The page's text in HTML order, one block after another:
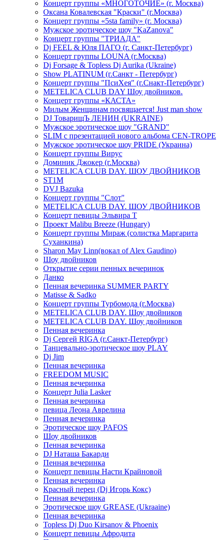
Концерт группы «МНОГОТОЧИЕ» (г. Москва)
Оксана Ковалевская "Краски" (г.Москва)
Концерт группы «5sta family» (г. Москва)
Мужское эротическое шоу "KaZanova"
Концерт группы "ТРИАДА"
Dj FEEL & Юля ПАГО (г. Санкт-Петербург)
Концерт группы LOUNA (г.Москва)
Dj Forsage & Topless Dj Aurika (Ukraine)
Show PLATINUM (г.Санкт - Петербург)
Концерт группы "ПсиХея" (г.Снакт-Петербург)
METELICA CLUB DAY Шоу двойников.
Концерт группы «КАСТА»
Милым Женщинам посвящается! Just man show
DJ ТоварищЪ ЛЕНИН (UKRAINE)
Мужское эротическое шоу "GRAND"
SLIM с презентацией нового альбома CEN-TROPE
Мужское эротическое шоу PRIDE (Украина)
Концерт группы Вирус
Доминик Джокер (г.Москва)
METELICA CLUB DAY. ШОУ ДВОЙНИКОВ
ST1M
DVJ Bazuka
Концерт группы "Слот"
METELICA CLUB DAY. ШОУ ДВОЙНИКОВ
Концерт певицы Эльвира Т
Проект Malibu Breeze (Hungary)
Концерт группы Мираж (солистка Маргарита
Суханкина)
Sharon May Linn(вокал of Alex Gaudino)
Шоу двойников
Открытие серии пенных вечеринок
Данко
Пенная вечеринка SUMMER PARTY
Matisse & Sadko
Концерт группы Турбомода (г.Москва)
METELICA CLUB DAY. Шоу двойников
METELICA CLUB DAY. Шоу двойников
Пенная вечеринка
Dj Сергей RIGA (г.Санкт-Петербург)
Танцевально-эротическое шоу PLAY
Dj Jim
Пенная вечеринка
FREEDOM MUSIC
Пенная вечеринка
Концерт Julia Lasker
Пенная вечеринка
певица Леона Аврелина
Пенная вечеринка
Эротическое шоу PAFOS
Шоу двойников
Пенная вечеринка
DJ Наташа Бакарди
Пенная вечеринка
Концерт певицы Насти Крайновой
Пенная вечеринка
Красный перец (Dj Игорь Кокс)
Пенная вечеринка
Эротическое шоу GREASE (Ukraaine)
Пенная вечеринка
Topless Dj Duo Kirsanov & Phoenix
Концерт певицы Афродита